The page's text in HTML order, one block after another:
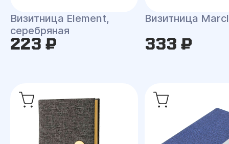
Визитница Element,
серебряная
223 ₽
Визитница
333 ₽